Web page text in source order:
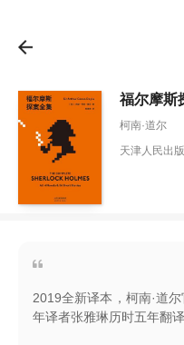
福尔摩斯
柯南·道尔
天津人民出
2019全新译本，柯南·道
年译者张雅琳历时五年翻译